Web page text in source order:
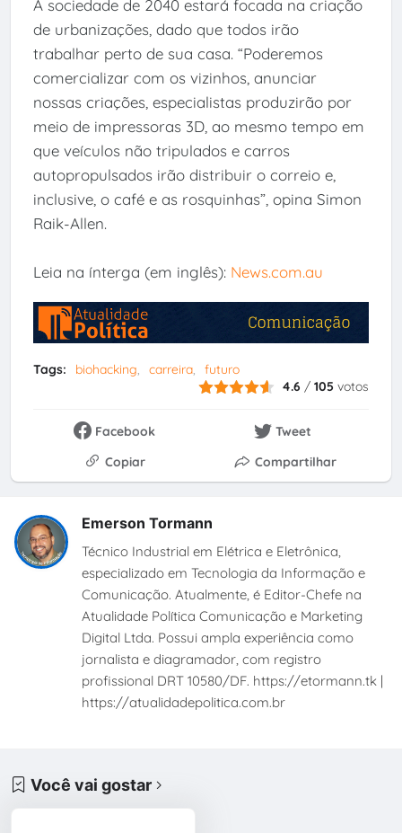
A sociedade de 2040 estará focada na criação
de urbanizações, dado que todos irão
trabalhar perto de sua casa. “Poderemos
comercializar com os vizinhos, anunciar
nossas criações, especialistas produzirão por
meio de impressoras 3D, ao mesmo tempo em
que veículos não tripulados e carros
autopropulsados irão distribuir o correio e,
inclusive, o café e as rosquinhas”, opina Simon
Raik-Allen.
Leia na ínterga (em inglês): News.com.au
Tags: biohacking carreira
futuro
4.6 /105 votos
Facebook
Tweet
Copiar
Compartilhar
Emerson Tormann
Técnico Industrial em Elétrica e Eletrônica,
especializado em Tecnologia da Informação e
Comunicação. Atualmente, é Editor-Chefe na
Atualidade Política Comunicação e Marketing
Digital Ltda. Possui ampla experiência como
jornalista e diagramador, com registro
profissional DRT 10580/DF. https://etormann.tk |
https://atualidadepolitica.com.br
Você vai gostar